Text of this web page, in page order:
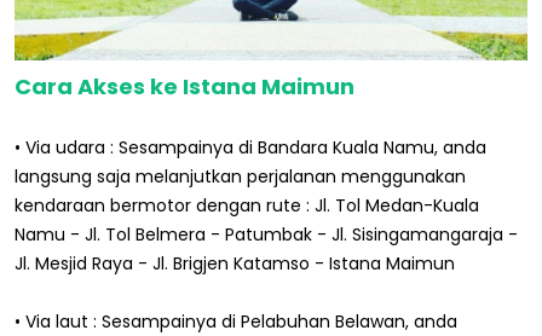
Cara Akses ke Istana Maimun
• Via udara : Sesampainya di Bandara Kuala Namu, anda
langsung saja melanjutkan perjalanan menggunakan
kendaraan bermotor dengan rute : Jl. Tol Medan-Kuala
Namu - Jl. Tol Belmera - Patumbak - Jl. Sisingamangaraja -
Jl. Mesjid Raya - Jl. Brigjen Katamso - Istana Maimun
• Via laut : Sesampainya di Pelabuhan Belawan, anda